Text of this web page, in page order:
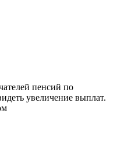
пенсий по
увеличение выплат.